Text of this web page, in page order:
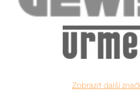
Zobrazit další